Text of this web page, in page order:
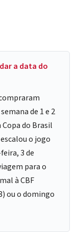
a data do
de 1 e 2
do Brasil
o jogo
3 de
para o
à CBF
ou o domingo